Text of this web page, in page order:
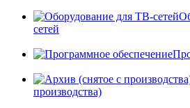
сетей
производства)